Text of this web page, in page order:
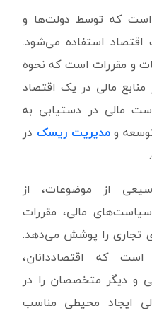
است که توسط دولت‌ها و
اقتصاد استفاده می‌شود.
و مقررات است که نحوه
مالی در یک اقتصاد
مالی در دستیابی به
ومدیریت ریسک در
از موضوعات، از
مالی، مقررات
تجاری را پوشش می‌دهد.
که اقتصاددانان،
و دیگر متخصصان را در
ایجاد محیطی مناسب